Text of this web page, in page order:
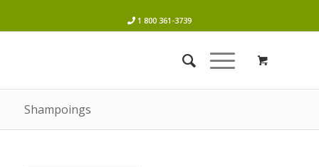
1 800 361-3739
Shampoings